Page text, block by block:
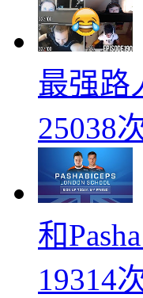
最强路
25038
和
19314